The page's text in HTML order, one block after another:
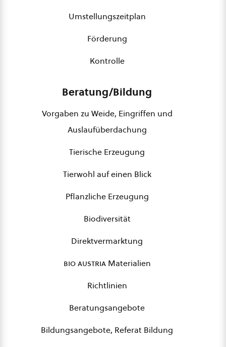
Umstellungszeitplan
Förderung
Kontrolle
Beratung/Bildung
Vorgaben zu Weide, Eingriffen und
Auslaufüberdachung
Tierische Erzeugung
Tierwohl auf einen Blick
Pflanzliche Erzeugung
Biodiversität
Direktvermarktung
bio austriaMaterialien
Richtlinien
Beratungsangebote
Bildungsangebote, Referat Bildung